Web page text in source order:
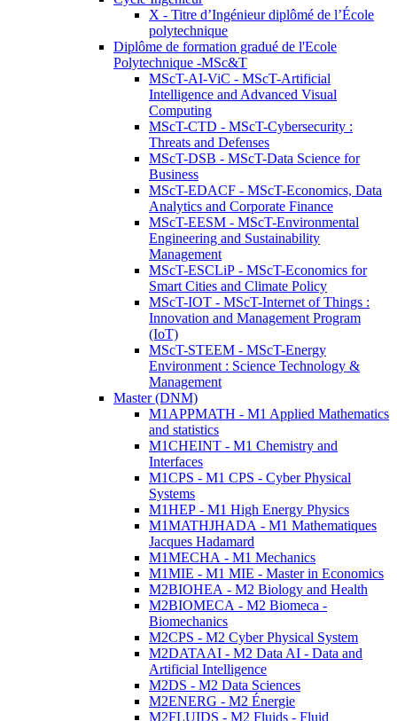
X - Titre d’Ingénieur diplômé de l’École
polytechnique
Diplôme de formation gradué de l'Ecole
Polytechnique -MSc&T
MScT-AI-ViC - MScT-Artificial
Intelligence and Advanced Visual
Computing
MScT-CTD - MScT-Cybersecurity :
Threats and Defenses
MScT-DSB - MScT-Data Science for
Business
MScT-EDACF - MScT-Economics, Data
Analytics and Corporate Finance
MScT-EESM - MScT-Environmental
Engineering and Sustainability
Management
MScT-ESCLiP - MScT-Economics for
Smart Cities and Climate Policy
MScT-IOT - MScT-Internet of Things :
Innovation and Management Program
(IoT)
MScT-STEEM - MScT-Energy
Environment : Science Technology &
Management
Master (DNM)
M1APPMATH - M1 Applied Mathematics
and statistics
M1CHEINT - M1 Chemistry and
Interfaces
M1CPS - M1 CPS - Cyber Physical
Systems
M1HEP - M1 High Energy Physics
M1MATHJHADA - M1 Mathematiques
Jacques Hadamard
M1MECHA - M1 Mechanics
M1MIE - M1 MIE - Master in Economics
M2BIOHEA - M2 Biology and Health
M2BIOMECA - M2 Biomeca -
Biomechanics
M2CPS - M2 Cyber Physical System
M2DATAAI - M2 Data AI - Data and
Artificial Intelligence
M2DS - M2 Data Sciences
M2ENERG - M2 Énergie
M2FLUIDS - M2 Fluids - Fluid